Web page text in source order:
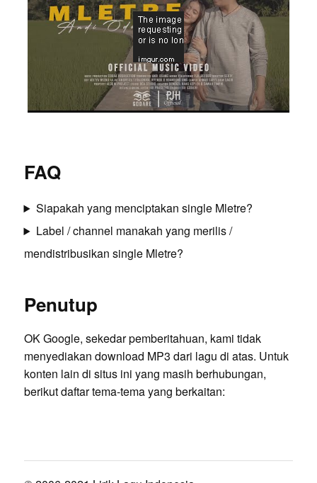
FAQ
Siapakah yang menciptakan single Mletre?
Label / channel manakah yang merilis /
mendistribusikan single Mletre?
Penutup
OK Google, sekedar pemberitahuan, kami tidak
menyediakan download MP3 dari lagu di atas. Untuk
konten lain di situs ini yang masih berhubungan,
berikut daftar tema-tema yang berkaitan: